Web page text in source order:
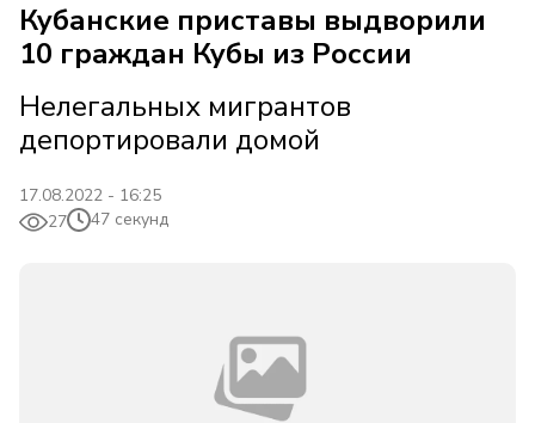
Кубанские приставы выдворили
10 граждан Кубы из России
Нелегальных мигрантов
депортировали домой
17.08.2022 - 16:25
27
47 секунд